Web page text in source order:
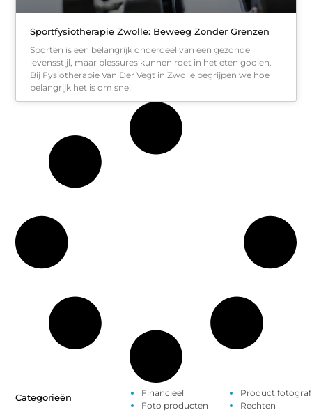
Sportfysiotherapie Zwolle: Beweeg Zonder Grenzen
Sporten is een belangrijk onderdeel van een gezonde
levensstijl, maar blessures kunnen roet in het eten gooien.
Bij Fysiotherapie Van Der Vegt in Zwolle begrijpen we hoe
belangrijk het is om snel
Categorieën
Financieel
Foto producten
Product
Rechten